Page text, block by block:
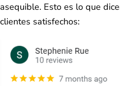
asequible. Esto es lo que
clientes satisfechos: